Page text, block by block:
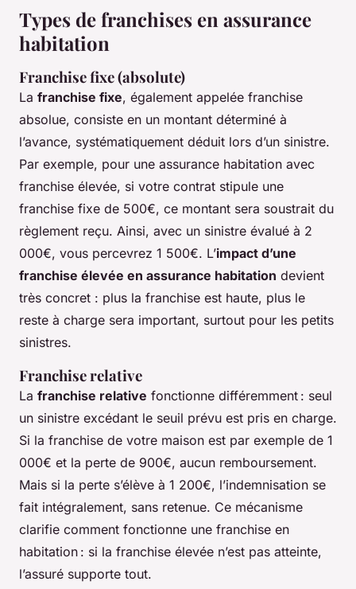
Types de franchises en assurance
habitation
Franchise fixe (absolute)
La franchise fixe, également appelée franchise
absolue, consiste en un montant déterminé à
l’avance, systématiquement déduit lors d’un sinistre.
Par exemple, pour une assurance habitation avec
franchise élevée, si votre contrat stipule une
franchise fixe de 500€, ce montant sera soustrait du
règlement reçu. Ainsi, avec un sinistre évalué à 2
000€, vous percevrez 1 500€. L’impact d’une
franchise élevée en assurance habitation devient
très concret : plus la franchise est haute, plus le
reste à charge sera important, surtout pour les petits
sinistres.
Franchise relative
La franchise relative fonctionne différemment : seul
un sinistre excédant le seuil prévu est pris en charge.
Si la franchise de votre maison est par exemple de 1
000€ et la perte de 900€, aucun remboursement.
Mais si la perte s’élève à 1 200€, l’indemnisation se
fait intégralement, sans retenue. Ce mécanisme
clarifie comment fonctionne une franchise en
habitation : si la franchise élevée n’est pas atteinte,
l’assuré supporte tout.